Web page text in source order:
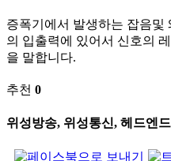
증폭기에서 발생하는 잡음및
의 입출력에 있어서 신호의
을 말합니다.
추천 0
위성방송, 위성통신, 헤드엔